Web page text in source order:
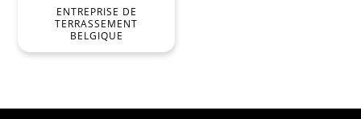
ENTREPRISE DE
TERRASSEMENT
BELGIQUE